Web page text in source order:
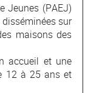
Jeunes (PAEJ)
sur
maisons des
accueil et une
12 à 25 ans et